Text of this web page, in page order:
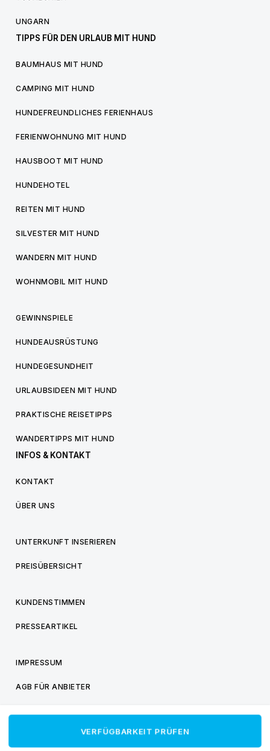
VERFÜGBARKEIT PRÜFEN
UNGARN
TIPPS FÜR DEN URLAUB MIT HUND
BAUMHAUS MIT HUND
CAMPING MIT HUND
HUNDEFREUNDLICHES FERIENHAUS
FERIENWOHNUNG MIT HUND
HAUSBOOT MIT HUND
HUNDEHOTEL
REITEN MIT HUND
SILVESTER MIT HUND
WANDERN MIT HUND
WOHNMOBIL MIT HUND
GEWINNSPIELE
HUNDEAUSRÜSTUNG
HUNDEGESUNDHEIT
URLAUBSIDEEN MIT HUND
PRAKTISCHE REISETIPPS
WANDERTIPPS MIT HUND
INFOS & KONTAKT
KONTAKT
ÜBER UNS
UNTERKUNFT INSERIEREN
PREISÜBERSICHT
KUNDENSTIMMEN
PRESSEARTIKEL
IMPRESSUM
AGB FÜR ANBIETER